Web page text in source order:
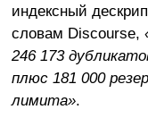
индексный
словам Discourse,
246 173
плюс 181 000
лимита».